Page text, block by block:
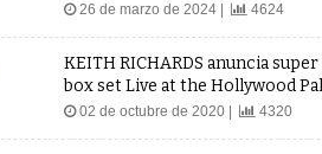
26 de marzo de 2024 | 4624
KEITH RICHARDS anuncia
box set Live at the Hollywood
02 de octubre de 2020 | 4320